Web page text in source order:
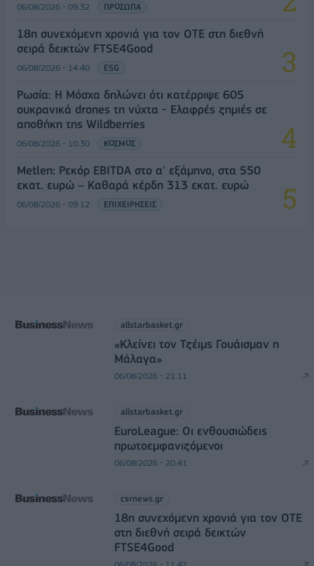
06/08/2026 - 09:32 ΠΡΟΣΩΠΑ
18η συνεχόμενη χρονιά για τον ΟΤΕ στη διεθνή
σειρά δεικτών FTSE4Good
06/08/2026 - 14:40 ESG
Ρωσία: Η Μόσχα δηλώνει ότι κατέρριψε 605
ουκρανικά drones τη νύχτα - Ελαφρές ζημιές σε
αποθήκη της Wildberries
06/08/2026 - 10:30 ΚΟΣΜΟΣ
Metlen: Ρεκόρ EBITDA στο α' εξάμηνο, στα 550
εκατ. ευρώ – Καθαρά κέρδη 313 εκατ. ευρώ
06/08/2026 - 09:12 ΕΠΙΧΕΙΡΗΣΕΙΣ
allstarbasket.gr
«Κλείνει τον Τζέιμς Γουάισμαν η
Μάλαγα»
06/08/2026 - 21:11
allstarbasket.gr
EuroLeague: Οι ενθουσιώδεις
πρωτοεμφανιζόμενοι
06/08/2026 - 20:41
csrnews.gr
18η συνεχόμενη χρονιά για τον ΟΤΕ
στη διεθνή σειρά δεικτών
FTSE4Good